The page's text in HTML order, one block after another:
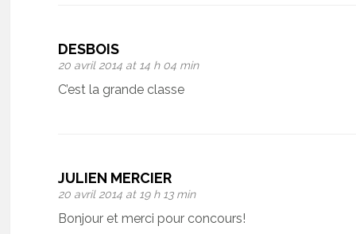
DESBOIS
20 avril 2014 at 14 h 04 min
C’est la grande classe
JULIEN MERCIER
20 avril 2014 at 19 h 13 min
Bonjour et merci pour concours!